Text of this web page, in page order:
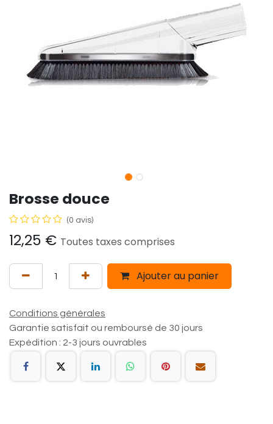
Brosse douce
(0 avis)
12,25 € Toutes taxes comprises
Ajouter au panier
Conditions générales
Garantie satisfait ou remboursé de 30 jours
Expédition : 2-3 jours ouvrables